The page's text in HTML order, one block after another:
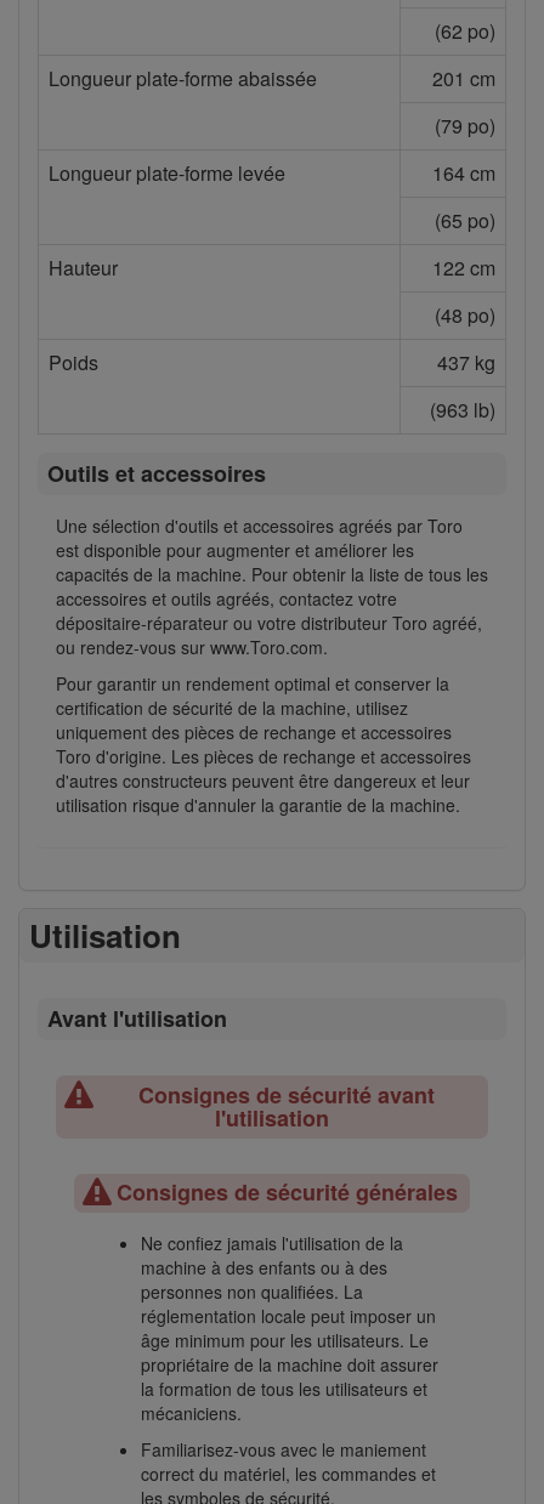
(62 po)
Longueur plate-forme abaissée
201 cm
(79 po)
Longueur plate-forme levée
164 cm
(65 po)
Hauteur
122 cm
(48 po)
Poids
437 kg
(963 lb)
Outils et accessoires
Une sélection d'outils et accessoires agréés par Toro
est disponible pour augmenter et améliorer les
capacités de la machine. Pour obtenir la liste de tous les
accessoires et outils agréés, contactez votre
dépositaire-réparateur ou votre distributeur Toro agréé,
ou rendez-vous sur www.Toro.com.
Pour garantir un rendement optimal et conserver la
certification de sécurité de la machine, utilisez
uniquement des pièces de rechange et accessoires
Toro d'origine. Les pièces de rechange et accessoires
d'autres constructeurs peuvent être dangereux et leur
utilisation risque d'annuler la garantie de la machine.
Utilisation
Avant l'utilisation
Consignes de sécurité avant
l'utilisation
Consignes de sécurité générales
Ne confiez jamais l'utilisation de la
machine à des enfants ou à des
personnes non qualifiées. La
réglementation locale peut imposer un
âge minimum pour les utilisateurs. Le
propriétaire de la machine doit assurer
la formation de tous les utilisateurs et
mécaniciens.
Familiarisez-vous avec le maniement
correct du matériel, les commandes et
les symboles de sécurité.